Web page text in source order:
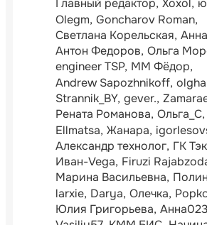
Главный редактор Xoxol
Olegm Goncharov Roman
Светлана Корельская
Антон Федоров Ольга
engineer TSP ММ Фёдор
Andrew Sapozhnikoff olgha
Strannik_BY gever.
Рената Романова Ольга_С
Ellmatsa Жанара
Александр технолог ГК
Иван-Vega Firuzi
Марина Васильевна
larxie Darya Олечка
Юлия Григорьева Анна023